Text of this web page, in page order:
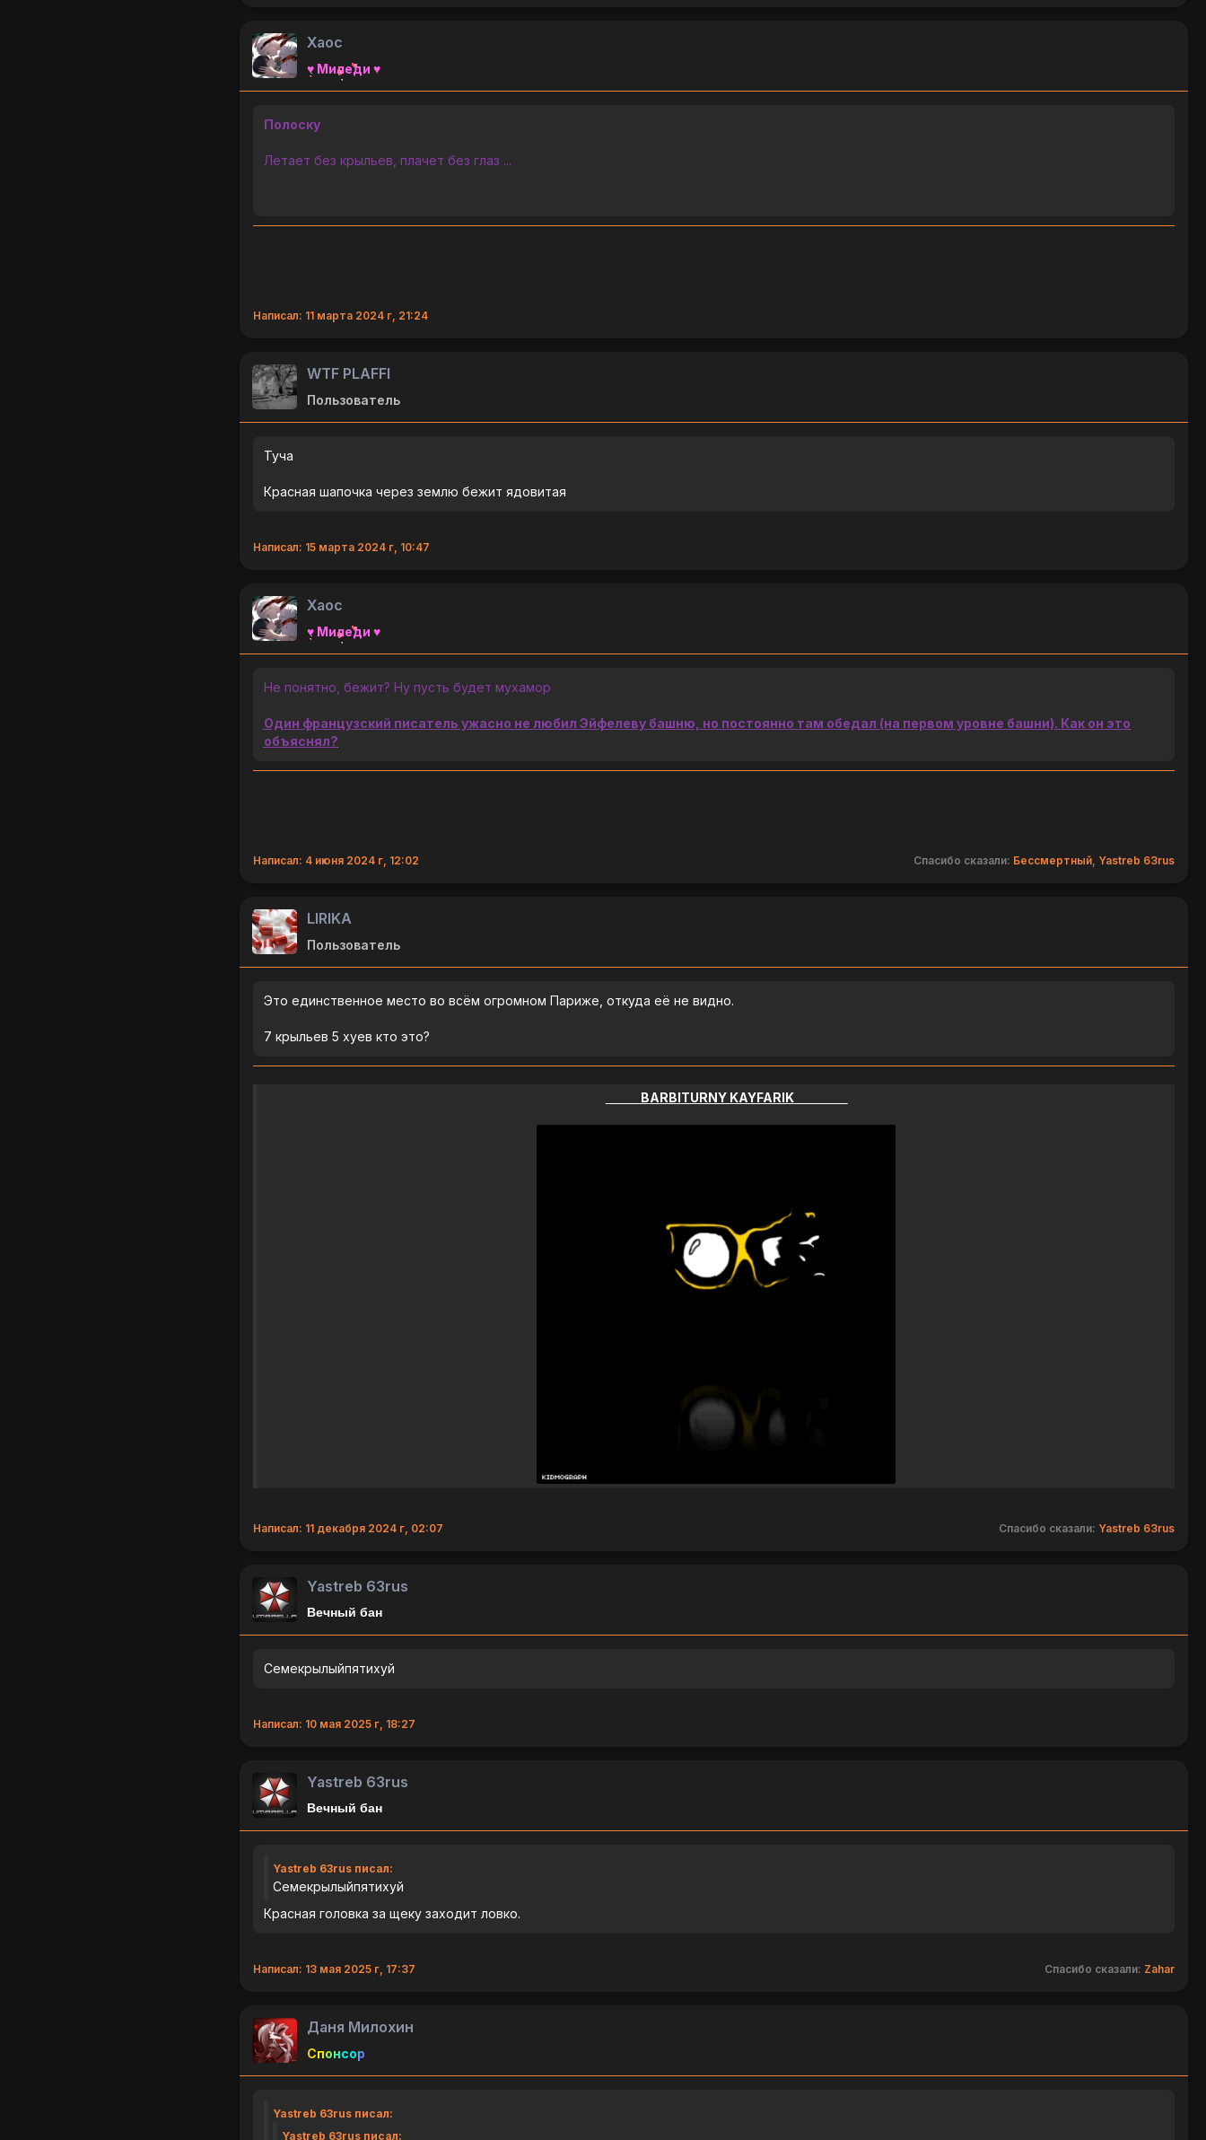
Хаос
♥ Миледи ♥
Полоску
Летает без крыльев, плачет без глаз ...
Написал: 11 марта 2024 г, 21:24
WTF PLAFFI
Пользователь
Туча
Красная шапочка через землю бежит ядовитая
Написал: 15 марта 2024 г, 10:47
Хаос
♥ Миледи ♥
Не понятно, бежит? Ну пусть будет мухамор
Один французский писатель ужасно не любил Эйфелеву башню, но постоянно там обедал (на первом уровне башни). Как он это
объяснял?
Написал: 4 июня 2024 г, 12:02 Спасибо сказали: Бессмертный, Yastreb 63rus
LlRlKA
Пользователь
Это единственное место во всём огромном Париже, откуда её не видно.
7 крыльев 5 хуев кто это?
BARBITURNY KAYFARIK
Написал: 11 декабря 2024 г, 02:07 Спасибо сказали: Yastreb 63rus
Yastreb 63rus
Вечный бан
Семекрылыйпятихуй
Написал: 10 мая 2025 г, 18:27
Yastreb 63rus
Вечный бан
Yastreb 63rus писал:
Семекрылыйпятихуй
Красная головка за щеку заходит ловко.
Написал: 13 мая 2025 г, 17:37 Спасибо сказали: Zahar
Даня Милохин
Спонсор
Yastreb 63rus писал:
Yastreb 63rus писал: